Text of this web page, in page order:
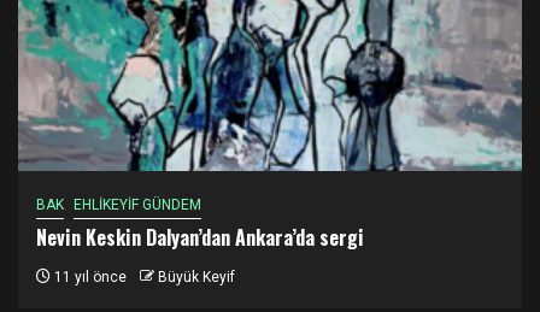
BAK EHLİKEYİF GÜNDEM
Nevin Keskin Dalyan’dan Ankara’da sergi
11 yıl önce Büyük Keyif